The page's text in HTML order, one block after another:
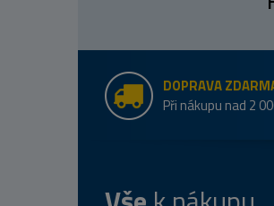
DOPRAVA
Při nákupu nad 2